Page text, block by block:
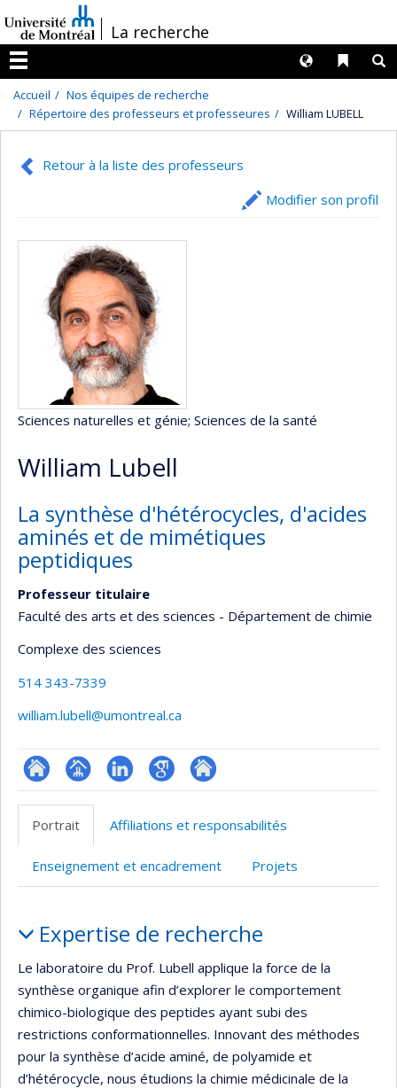
au
contenu
/La recherche
Menu
Liens
Langues
Accueil
Nos équipes de recherche
Répertoire des professeurs et professeures
William LUBELL
Retour à la liste des professeurs
Modifier son profil
Sciences naturelles et génie; Sciences de la santé
William Lubell
La synthèse d'hétérocycles, d'acides
aminés et de mimétiques
peptidiques
Professeur titulaire
Faculté des arts et des sciences - Département de chimie
Complexe des sciences
514 343-7339
william.lubell@umontreal.ca
ResearchGate
Page
professionnelle
(faculté,département,école)
LinkedInGoogleAutre
web
Portrait Affiliations et responsabilités
Enseignement et encadrement Projets
Expertise de recherche
Le laboratoire du Prof. Lubell applique la force de la
synthèse organique afin d’explorer le comportement
chimico-biologique des peptides ayant subi des
restrictions conformationnelles. Innovant des méthodes
pour la synthèse d’acide aminé, de polyamide et
d’hétérocycle, nous étudions la chimie médicinale de la